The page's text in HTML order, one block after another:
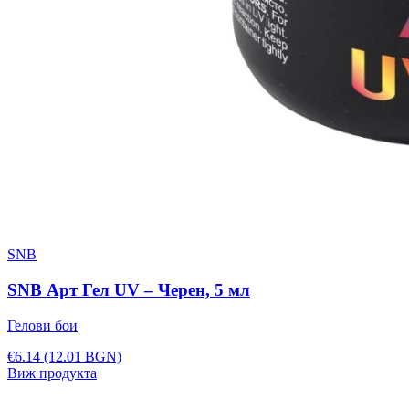
SNB
SNB Арт Гел UV – Черен, 5 мл
Гелови бои
€6.14 (12.01 BGN)
Виж продукта